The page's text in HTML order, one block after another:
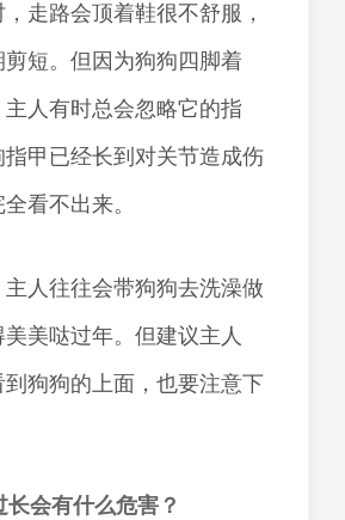
走路会顶着鞋很不舒服，
短。但因为狗狗四脚着
人有时总会忽略它的指
甲已经长到对关节造成伤
看不出来。
主人往往会带狗狗去洗澡做
美哒过年。但建议主人
狗狗的上面，也要注意下
长会有什么危害？